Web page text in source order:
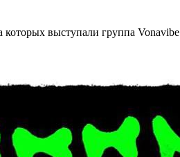
которых выступали группа Vonavibe